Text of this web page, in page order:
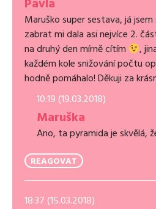
Pavla
Maruško super sestava, já
zabrat mi dala asi nejvíce 2.
na druhý den mírně cítím
,
každém kole snižování počtu
hodně pomáhalo! Děkuji za
10:19 (19.03.2018)
Maruška
Ano, ta pyramida je skvělá,
REAGOVAT
18:37 (15.03.2018)